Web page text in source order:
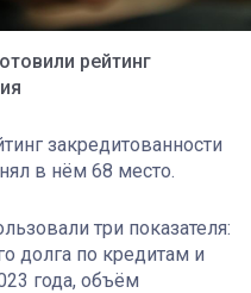
рейтинг
закредитованности
в нём 68 место.
три показателя:
долга по кредитам и
года, объём